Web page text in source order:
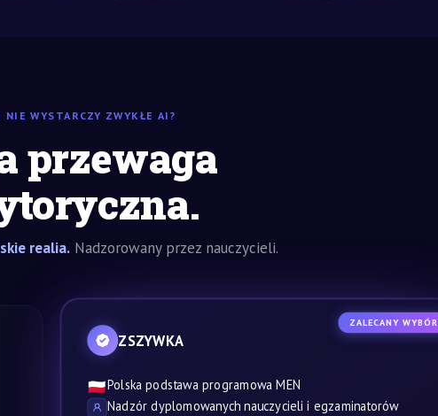
NIE WYSTARCZY ZWYKŁE AI?
przewaga
realia.Nadzorowany przez nauczycieli.
ZALECANY WYBÓR
ZSZYWKA
🇵🇱Polska podstawa programowa MEN
Nadzór dyplomowanych nauczycieli i egzaminatorów